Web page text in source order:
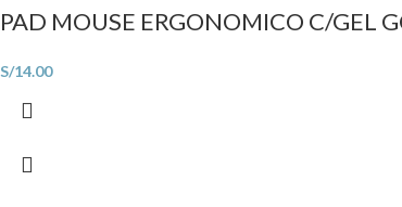
PAD MOUSE ERGONOMICO C/GEL
S/14.00